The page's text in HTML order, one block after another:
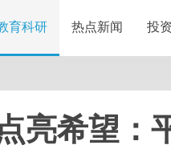
育科研 热点新闻 投
亮希望：